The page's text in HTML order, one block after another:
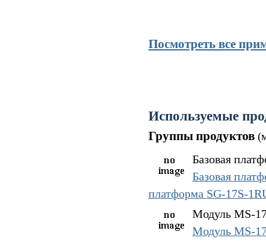
Посмотреть все
Используемые
Группы продуктов
Базовая
Базовая
платформа SG-17S-
Модуль MS-
Модуль MS-